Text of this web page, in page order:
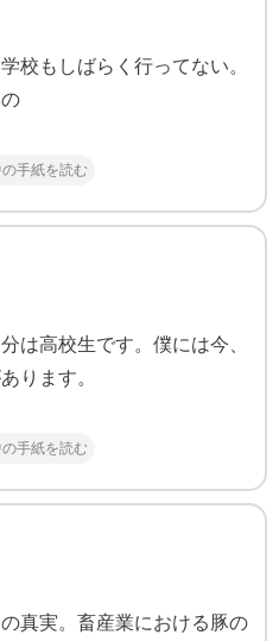
校もしばらく行ってない。
手紙を読む
は高校生です。僕には今、
ります。
手紙を読む
真実。畜産業における豚の